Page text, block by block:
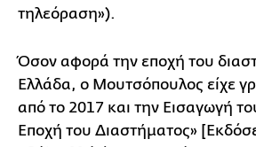
τηλεόραση»).
Όσον αφορά την εποχή του
Ελλάδα, ο Μουτσόπουλος είχε
από το 2017 και την Εισαγωγή
Εποχή του Διαστήματος»